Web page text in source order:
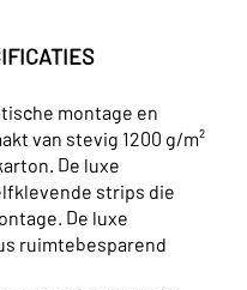
montage en
van stevig 1200 g/m²
De luxe
strips die
De luxe
ruimtebesparend